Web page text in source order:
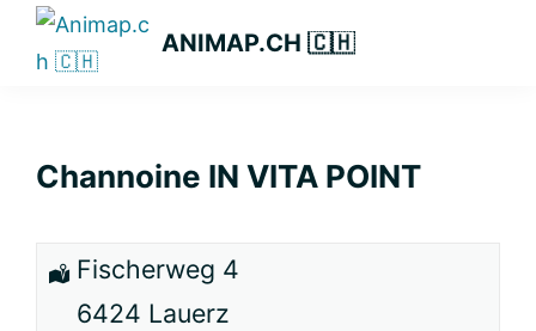
Passa
Passa
Passa
primaria
ANIMAP.CH 🇨🇭
Channoine IN VITA POINT
Fischerweg 4
6424 Lauerz